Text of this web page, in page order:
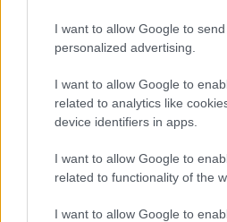
I want to allow Google to
personalized advertising.
I want to allow Google to
related to analytics like
device identifiers in apps.
I want to allow Google to
related to functionality of the
I want to allow Google to
(És, ha már mások is
pairg.atw.hu
19 éve
lehet, h a blogok többsége
alkalom, hogy kiderüljön.